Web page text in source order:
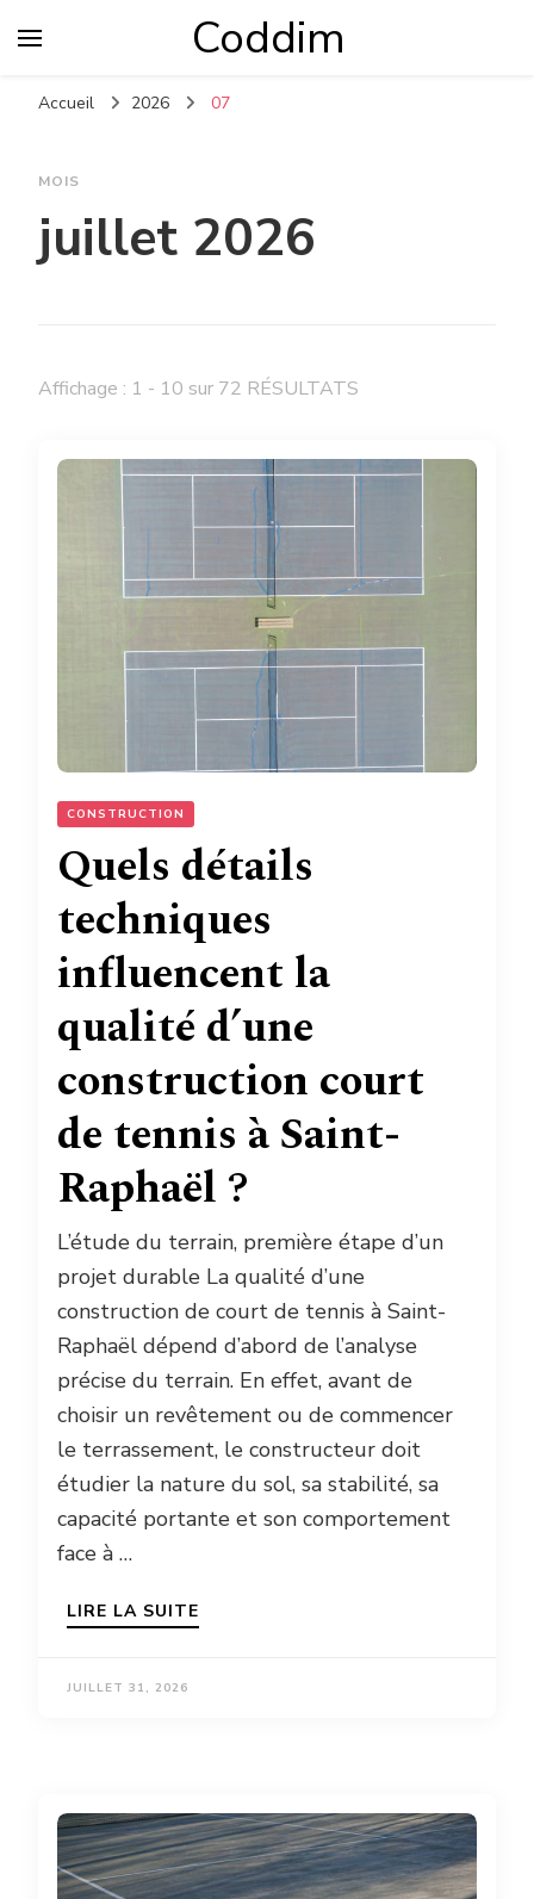
Coddim
Accueil 2026 07
MOIS
juillet 2026
Affichage : 1 - 10 sur 72 RÉSULTATS
CONSTRUCTION
Quels détails
techniques
influencent la
qualité d’une
construction court
de tennis à Saint-
Raphaël ?
L’étude du terrain, première étape d’un
projet durable La qualité d’une
construction de court de tennis à Saint-
Raphaël dépend d’abord de l’analyse
précise du terrain. En effet, avant de
choisir un revêtement ou de commencer
le terrassement, le constructeur doit
étudier la nature du sol, sa stabilité, sa
capacité portante et son comportement
face à …
LIRE LA SUITE
JUILLET 31, 2026